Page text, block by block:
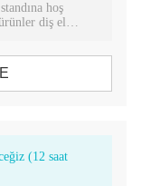
hoş
diş el
(12 saat